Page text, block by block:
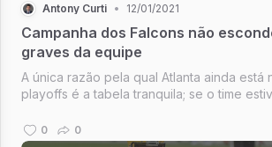
Antony Curti • 12/01/2021
Campanha dos Falcons não
graves da equipe
A única razão pela qual Atlanta ainda está
playoffs é a tabela tranquila; se o time
0 0